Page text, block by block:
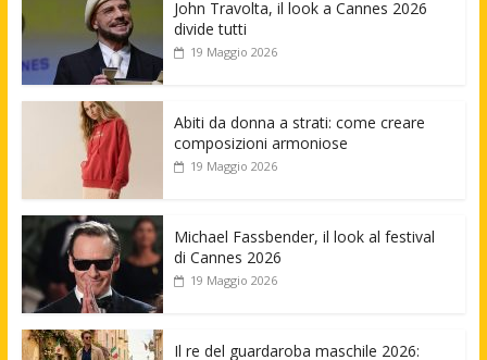
John Travolta, il look a Cannes 2026
divide tutti
19 Maggio 2026
Abiti da donna a strati: come creare
composizioni armoniose
19 Maggio 2026
Michael Fassbender, il look al festival
di Cannes 2026
19 Maggio 2026
Il re del guardaroba maschile 2026: